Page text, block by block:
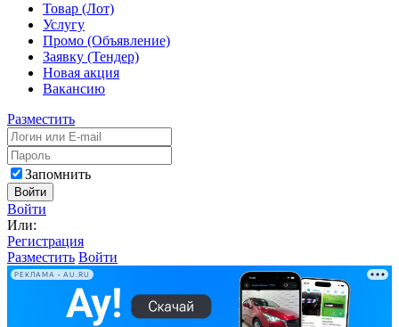
Товар (Лот)
Услугу
Промо (Объявление)
Заявку (Тендер)
Новая акция
Вакансию
Разместить
Запомнить
Войти
Войти
Или:
Регистрация
Разместить Войти
РЕКЛАМА • AU.RU